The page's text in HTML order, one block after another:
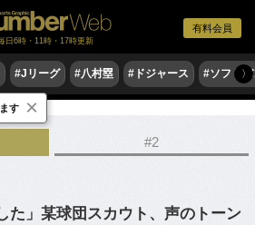
有料会員
日6時・11時・17時更新
#Jリーグ #八村塁 #ドジャース #ソフト〉
議
#2
た」某球団スカウト、声のトーン
す ×